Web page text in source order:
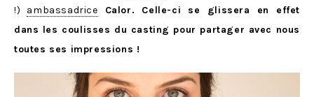
!) ambassadrice Calor. Celle-ci se glissera en effet
dans les coulisses du casting pour partager avec nous
toutes ses impressions !